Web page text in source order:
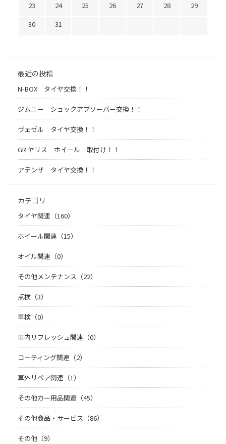
23
24 25 26 27 28
29
30
31
最近の投稿
N-BOX タイヤ交換！！
ジムニー ショックアブソーバー交換！！
ヴェゼル タイヤ交換！！
GR ヤリス ホイール 取付け！！
アテンザ タイヤ交換！！
カテゴリ
タイヤ関連（160）
ホイール関連（15）
オイル関連（0）
その他メンテナンス（22）
点検（3）
車検（0）
車内リフレッシュ関連（0）
コーティング関連（2）
車外リペア関連（1）
その他カー用品関連（45）
その他商品・サービス（86）
その他（9）